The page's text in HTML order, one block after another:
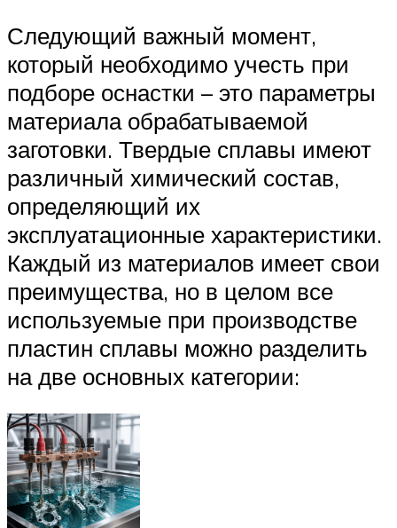
Следующий важный момент,
который необходимо учесть при
подборе оснастки – это параметры
материала обрабатываемой
заготовки. Твердые сплавы имеют
различный химический состав,
определяющий их
эксплуатационные характеристики.
Каждый из материалов имеет свои
преимущества, но в целом все
используемые при производстве
пластин сплавы можно разделить
на две основных категории: